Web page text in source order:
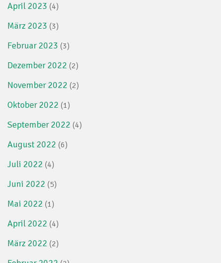
April 2023 (4)
März 2023 (3)
Februar 2023 (3)
Dezember 2022 (2)
November 2022 (2)
Oktober 2022 (1)
September 2022 (4)
August 2022 (6)
Juli 2022 (4)
Juni 2022 (5)
Mai 2022 (1)
April 2022 (4)
März 2022 (2)